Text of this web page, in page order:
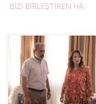
BİZİ BİRLEŞTİREN HAYAT